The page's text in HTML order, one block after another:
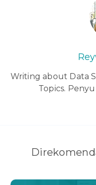
Writing about Data
Topics.